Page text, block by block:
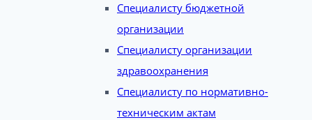
Специалисту бюджетной
организации
Специалисту организации
здравоохранения
Специалисту по нормативно-
техническим актам